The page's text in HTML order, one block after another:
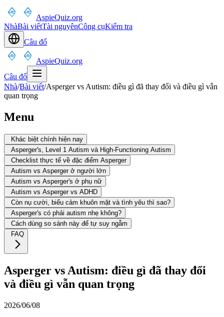
AspieQuiz.org
NhàBài viếtTài nguyênCông cụKiểm tra
Câu đố
AspieQuiz.org
Câu đố
Nhà/Bài viết/Asperger vs Autism: điều gì đã thay đổi và điều gì vẫn
quan trọng
Menu
Khác biệt chính hiện nay
Asperger's, Level 1 Autism và High-Functioning Autism
Checklist thực tế về đặc điểm Asperger
Autism vs Asperger ở người lớn
Autism vs Asperger's ở phụ nữ
Autism vs Asperger vs ADHD
Còn nụ cười, biểu cảm khuôn mặt và tình yêu thì sao?
Asperger's có phải autism nhẹ không?
Cách dùng so sánh này để tự suy ngẫm
FAQ
Asperger vs Autism: điều gì đã thay đổi
và điều gì vẫn quan trọng
2026/06/08